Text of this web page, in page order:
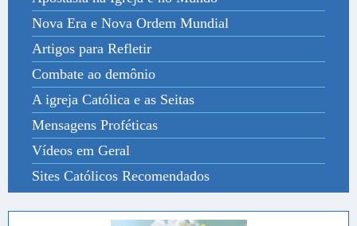
Nova Era e Nova Ordem Mundial
Artigos para Refletir
Combate ao demônio
A igreja Católica e as Seitas
Mensagens Proféticas
Vídeos em Geral
Sites Católicos Recomendados